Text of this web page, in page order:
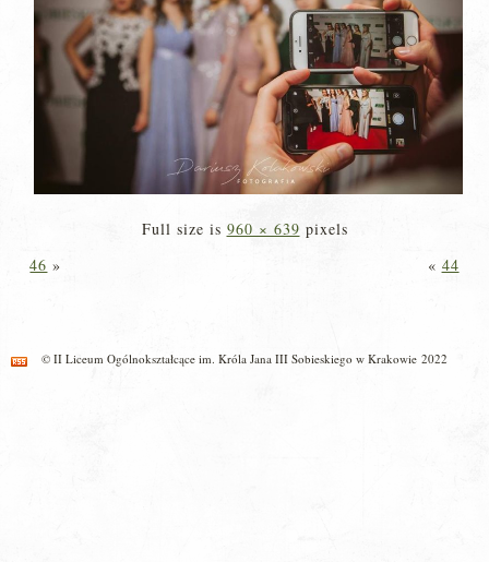
Full size is 960 × 639 pixels
46 » « 44
© II Liceum Ogólnokształcące im. Króla Jana III Sobieskiego w Krakowie 2022